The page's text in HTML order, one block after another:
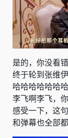
是的，你没看错
终于轮到张维
哈哈哈哈哈哈
李飞啊李飞，
感受一下，这
和弹幕也全部都